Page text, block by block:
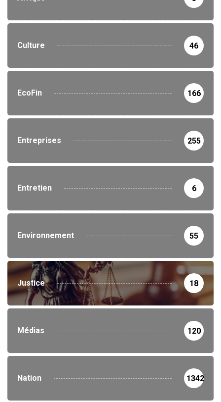
Culture 46
EcoFin 166
Entreprises 255
Entretien 6
Environnement 55
Justice 18
Médias 120
Nation 1342